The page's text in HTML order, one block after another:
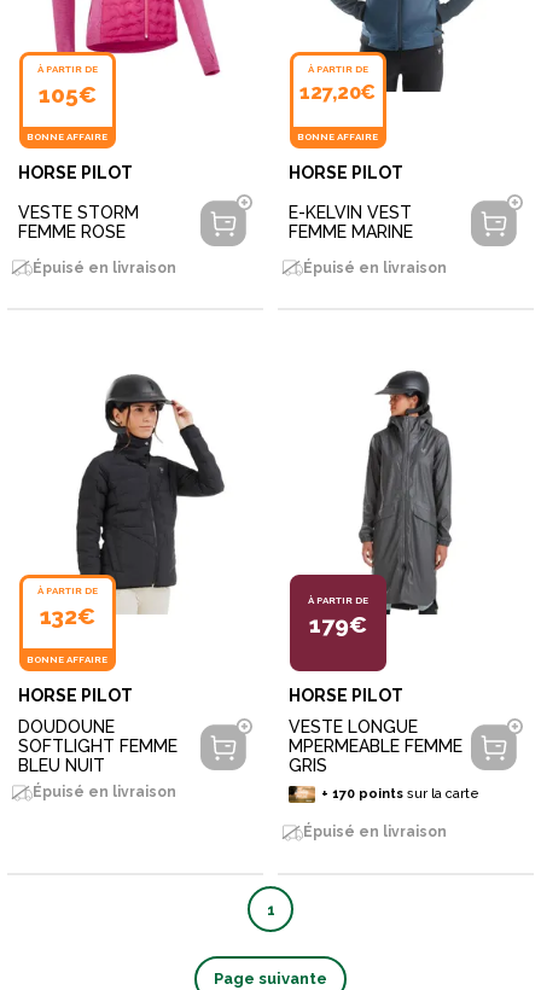
À PARTIR DE
105€
BONNE AFFAIRE
HORSE PILOT
VESTE STORM
FEMME ROSE
Épuisé en livraison
À PARTIR DE
127,20€
BONNE AFFAIRE
HORSE PILOT
E-KELVIN VEST
FEMME MARINE
Épuisé en livraison
À PARTIR DE
132€
BONNE AFFAIRE
HORSE PILOT
DOUDOUNE
SOFTLIGHT FEMME
BLEU NUIT
Épuisé en livraison
À PARTIR DE
179€
HORSE PILOT
VESTE LONGUE
MPERMEABLE FEMME
GRIS
+ 170pointssur la carte
Épuisé en livraison
1
Page suivante